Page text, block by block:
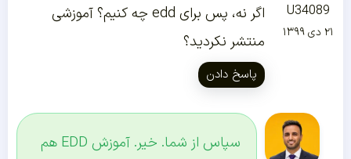
U34089
۲۱ دی ۱۳۹۹
اگر نه، پس برای edd چه کنیم؟ آموزشی
منتشر نکردید؟
پاسخ دادن
سپاس از شما. خیر. آموزش EDD هم